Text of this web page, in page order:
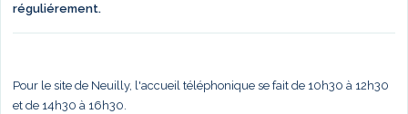
réguliérement.
Pour le site de Neuilly, l'accueil téléphonique se fait de 10h30 à 12h30
et de 14h30 à 16h30.